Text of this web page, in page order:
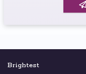
Brightest